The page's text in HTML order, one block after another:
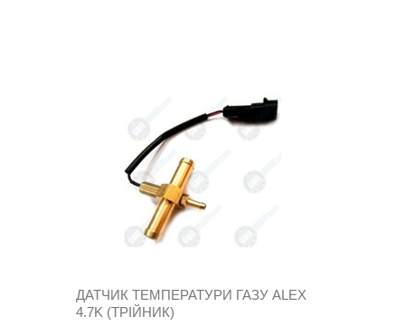
ДАТЧИК ТЕМПЕРАТУРИ ГАЗУ ALEX
4.7K (ТРІЙНИК)